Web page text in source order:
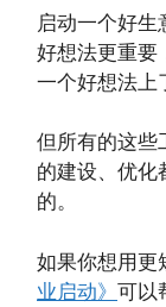
启动一个好
好想法更重要
一个好想法上
但所有的这些
的建设、优化
的。
如果你想用更
业启动》 可以